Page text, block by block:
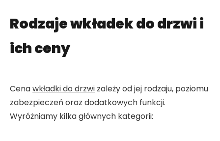
Rodzaje wkładek do drzwi i
ich ceny
Cenawkładki do drzwi zależy od jej rodzaju, poziomu
zabezpieczeń oraz dodatkowych funkcji.
Wyróżniamy kilka głównych kategorii: